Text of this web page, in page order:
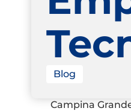
Blog
Campina